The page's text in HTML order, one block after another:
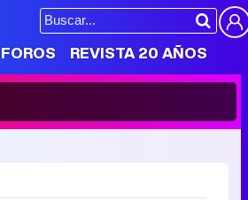
FOROS REVISTA 20 AÑOS